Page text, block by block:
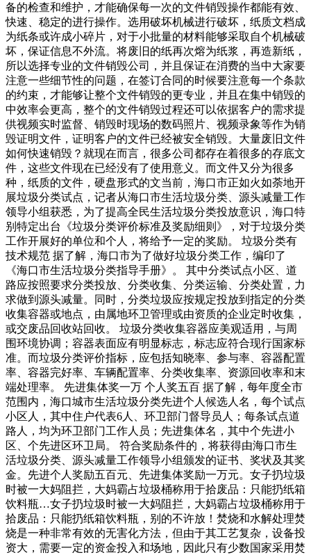
备的检查和维护，才能确保每一次的文件销毁操作都能有效、
快速、稳定的进行操作。选用破坏机械进行破坏，纸质文档成
为纸条或许成小碎片，对于小批量的材料能够采取自个机械破
坏，保证信息不外流。将废旧的纸再次熔为纸浆，再造新纸，
所以选择专业的文件销毁公司，并且保证在消费的当中大家要
注意一些细节性的问题，在签订合同的时候要注意每一个条款
的约束，才能够让整个文件销毁的更专业，并且在集中销毁的
中效率会更高，整个的文件销毁过程还可以依据客户的需求提
供视频实时监督、销毁时现场的数码照片、视频录象等作为销
毁证明文件，证明客户的文件已经被安全销毁。大量废旧文件
如何快速销毁？就现在而言，很多公司都存在着很多的存底文
件，这些文件现在已经没有了使用意义。而文件又分为很多
种，纸质的文件，硬盘形式的文当前，海口市正如火如荼地开
展垃圾分类试点，记者从海口市生活垃圾分类、源头减量工作
领导小组获悉，为了提高全民生活垃圾分类投放意识，海口特
别特定出台《垃圾分类评价标准及奖励细则》，对于垃圾分类
工作开展好的单位和个人，将给予一定的奖励。 垃圾分类有
技术规范 据了解，海口市为了做好垃圾分类工作，编印了
《海口市生活垃圾分类指导手册》。 其中分类试点小区、道
路应按照要求分类投放、分类收集、分类运输、分类处置，力
求做到源头减量。同时，分类垃圾应按规定投放到指定的分类
收集容器或地点，由属地环卫管理或由资质的企业定时收集，
或交废品回收站回收。 垃圾分类收集容器应美观适用，与周
围环境协调；容器表面应有明显标志，标志应符合现行国家标
准。而垃圾分类评价指标，应包括知晓率、参与率、容器配置
率、容器完好率、车辆配置率、分类收集率、资源回收率和末
端处理率。 先进集体奖一万 个人奖五百 据了解，每年度全市
范围内，海口城市生活垃圾分类先进个人候选人名，每个试点
小区人，其中住户代表6人、环卫部门督导员人；每条试点道
路人，均为环卫部门工作人员；先进集体名，其中个先进小
区、个先进区环卫局。 符合奖励条件的，将获得由海口市生
活垃圾分类、源头减量工作领导小组颁发的证书、奖状及其奖
金。先进个人奖励五百元、先进集体奖励一万元。女子扔垃圾
时被一大妈阻拦，大妈霸占垃圾桶称用于拾废品：只能扔纸箱
饮料瓶…女子扔垃圾时被一大妈阻拦，大妈霸占垃圾桶称用于
拾废品：只能扔纸箱饮料瓶，别的不许放！焚烧和水解处理焚
烧是一种非常有效的无害化方法，但由于其工艺复杂，设备投
资大，需要一定的资金投入和场地，因此只有少数国家采用焚